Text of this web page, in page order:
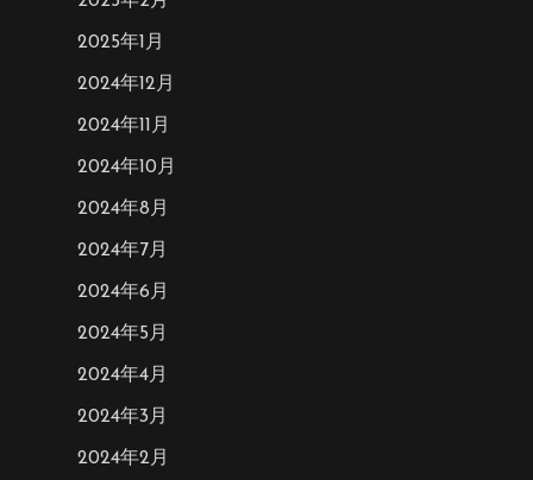
2025年1月
2024年12月
2024年11月
2024年10月
2024年8月
2024年7月
2024年6月
2024年5月
2024年4月
2024年3月
2024年2月